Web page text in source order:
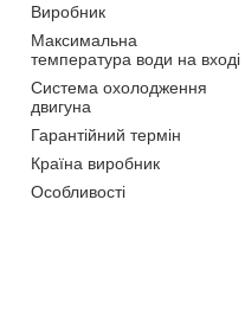
Виробник
Максимальна
температура води на вході
Система охолодження
двигуна
Гарантійний термін
Країна виробник
Особливості